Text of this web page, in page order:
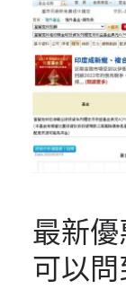
最新
可以問